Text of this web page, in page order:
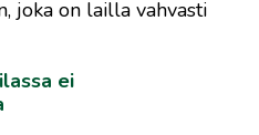
joka on lailla vahvasti
ei